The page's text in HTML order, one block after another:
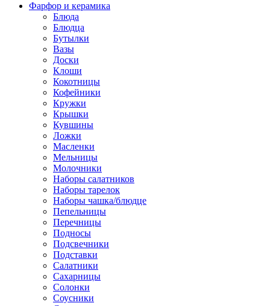
Фарфор и керамика
Блюда
Блюдца
Бутылки
Вазы
Доски
Клоши
Кокотницы
Кофейники
Кружки
Крышки
Кувшины
Ложки
Масленки
Мельницы
Молочники
Наборы салатников
Наборы тарелок
Наборы чашка/блюдце
Пепельницы
Перечницы
Подносы
Подсвечники
Подставки
Салатники
Сахарницы
Солонки
Соусники